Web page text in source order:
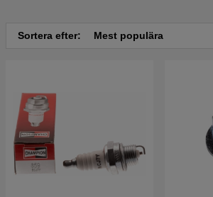
Sortera efter: Mest populära